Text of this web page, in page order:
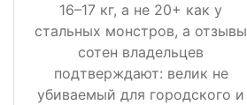
16–17 кг, а не 20+ как у
стальных монстров, а отзывы
сотен владельцев
подтверждают: велик не
убиваемый для городского и